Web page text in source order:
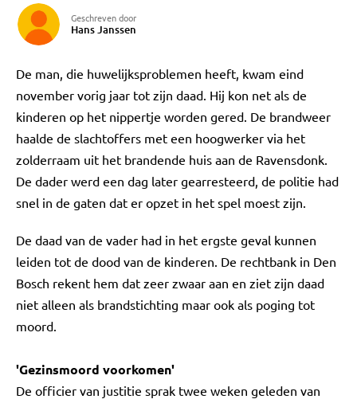
Geschreven door
Hans Janssen
De man, die huwelijksproblemen heeft, kwam eind
november vorig jaar tot zijn daad. Hij kon net als de
kinderen op het nippertje worden gered. De brandweer
haalde de slachtoffers met een hoogwerker via het
zolderraam uit het brandende huis aan de Ravensdonk.
De dader werd een dag later gearresteerd, de politie had
snel in de gaten dat er opzet in het spel moest zijn.
De daad van de vader had in het ergste geval kunnen
leiden tot de dood van de kinderen. De rechtbank in Den
Bosch rekent hem dat zeer zwaar aan en ziet zijn daad
niet alleen als brandstichting maar ook als poging tot
moord.
'Gezinsmoord voorkomen'
De officier van justitie sprak twee weken geleden van